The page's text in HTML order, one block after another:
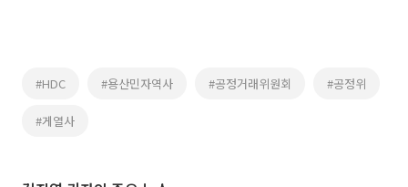
#HDC #용산민자역사 #공정거래위원회 #공정위
#게열사